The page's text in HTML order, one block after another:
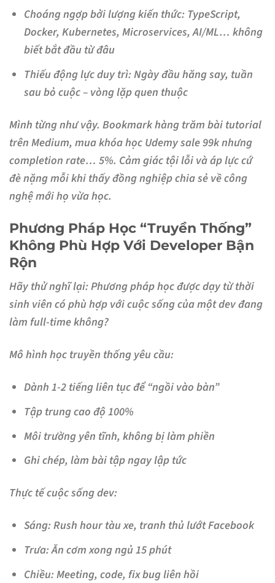
Choáng ngợp bởi lượng kiến thức: TypeScript,
Docker, Kubernetes, Microservices, AI/ML… không
biết bắt đầu từ đâu
Thiếu động lực duy trì: Ngày đầu hăng say, tuần
sau bỏ cuộc – vòng lặp quen thuộc
Mình từng như vậy. Bookmark hàng trăm bài tutorial
trên Medium, mua khóa học Udemy sale 99k nhưng
completion rate… 5%. Cảm giác tội lỗi và áp lực cứ
đè nặng mỗi khi thấy đồng nghiệp chia sẻ về công
nghệ mới họ vừa học.
Phương Pháp Học “Truyền Thống”
Không Phù Hợp Với Developer Bận
Rộn
Hãy thử nghĩ lại: Phương pháp học được dạy từ thời
sinh viên có phù hợp với cuộc sống của một dev đang
làm full-time không?
Mô hình học truyền thống yêu cầu:
Dành 1-2 tiếng liên tục để “ngồi vào bàn”
Tập trung cao độ 100%
Môi trường yên tĩnh, không bị làm phiền
Ghi chép, làm bài tập ngay lập tức
Thực tế cuộc sống dev:
Sáng: Rush hour tàu xe, tranh thủ lướt Facebook
Trưa: Ăn cơm xong ngủ 15 phút
Chiều: Meeting, code, fix bug liên hồi